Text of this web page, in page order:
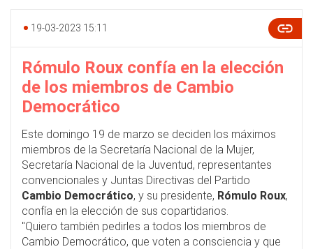
19-03-2023 15:11
Rómulo Roux confía en la elección
de los miembros de Cambio
Democrático
Este domingo 19 de marzo se deciden los máximos
miembros de la Secretaría Nacional de la Mujer,
Secretaría Nacional de la Juventud, representantes
convencionales y Juntas Directivas del Partido
Cambio Democrático, y su presidente, Rómulo Roux,
confía en la elección de sus copartidarios.
"Quiero también pedirles a todos los miembros de
Cambio Democrático, que voten a consciencia y que